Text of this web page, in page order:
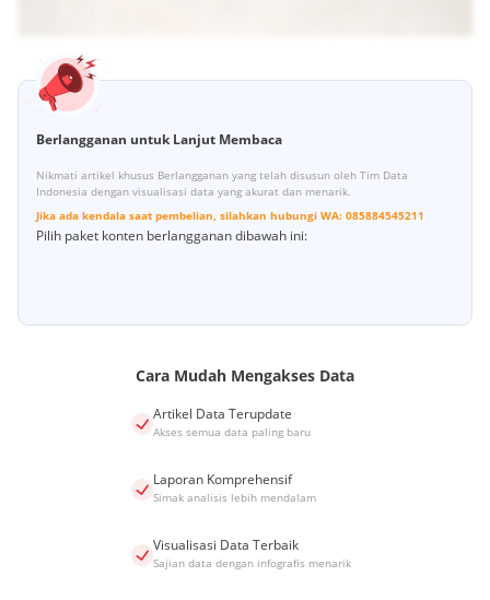
Berlangganan untuk Lanjut Membaca
Nikmati artikel khusus Berlangganan yang telah disusun oleh Tim Data
Indonesia dengan visualisasi data yang akurat dan menarik.
Jika ada kendala saat pembelian, silahkan hubungi WA: 085884545211
Pilih paket konten berlangganan dibawah ini:
Cara Mudah Mengakses Data
Artikel Data Terupdate
Akses semua data paling baru
Laporan Komprehensif
Simak analisis lebih mendalam
Visualisasi Data Terbaik
Sajian data dengan infografis menarik